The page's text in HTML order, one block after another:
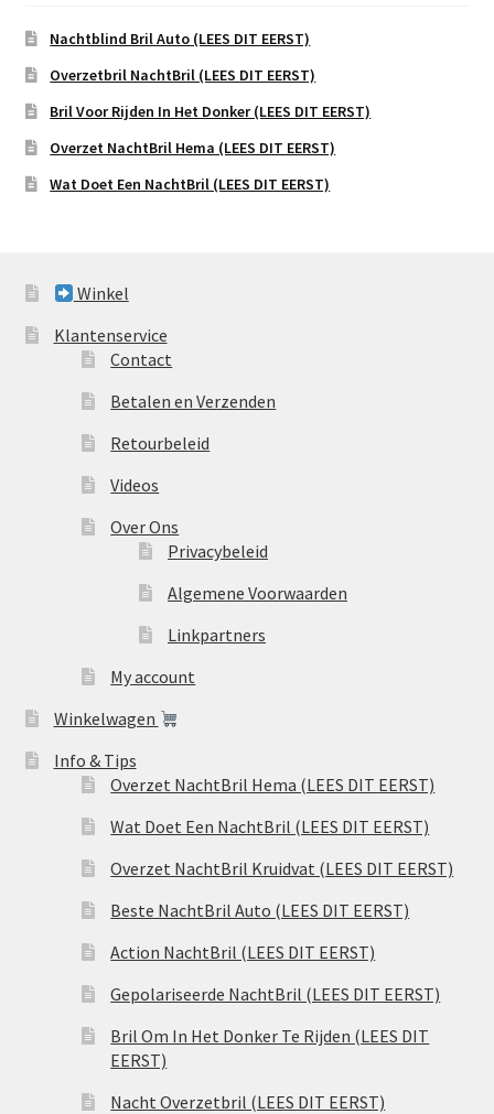
Nachtblind Bril Auto (LEES DIT EERST)
Overzetbril NachtBril (LEES DIT EERST)
Bril Voor Rijden In Het Donker (LEES DIT EERST)
Overzet NachtBril Hema (LEES DIT EERST)
Wat Doet Een NachtBril (LEES DIT EERST)
Winkel
Klantenservice
Contact
Betalen en Verzenden
Retourbeleid
Videos
Over Ons
Privacybeleid
Algemene Voorwaarden
Linkpartners
My account
Winkelwagen
Info & Tips
Overzet NachtBril Hema (LEES DIT EERST)
Wat Doet Een NachtBril (LEES DIT EERST)
Overzet NachtBril Kruidvat (LEES DIT EERST)
Beste NachtBril Auto (LEES DIT EERST)
Action NachtBril (LEES DIT EERST)
Gepolariseerde NachtBril (LEES DIT EERST)
Bril Om In Het Donker Te Rijden (LEES DIT
EERST)
Nacht Overzetbril (LEES DIT EERST)